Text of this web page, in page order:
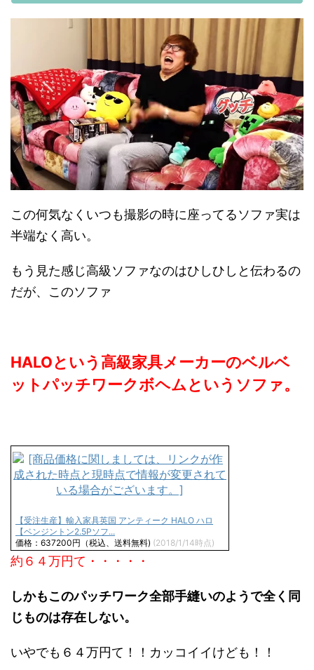
この何気なくいつも撮影の時に座ってるソファ実は
半端なく高い。
もう見た感じ高級ソファなのはひしひしと伝わるの
だが、このソファ
HALOという高級家具メーカーのベルベ
ットパッチワークボヘムというソファ。
【受注生産】輸入家具英国 アンティーク HALO ハロ
【ベンジントン2.5Pソフ...
価格：637200円（税込、送料無料) (2018/1/14時点)
約６４万円て・・・・・
しかもこのパッチワーク全部手縫いのようで全く同
じものは存在しない。
いやでも６４万円て！！カッコイイけども！！